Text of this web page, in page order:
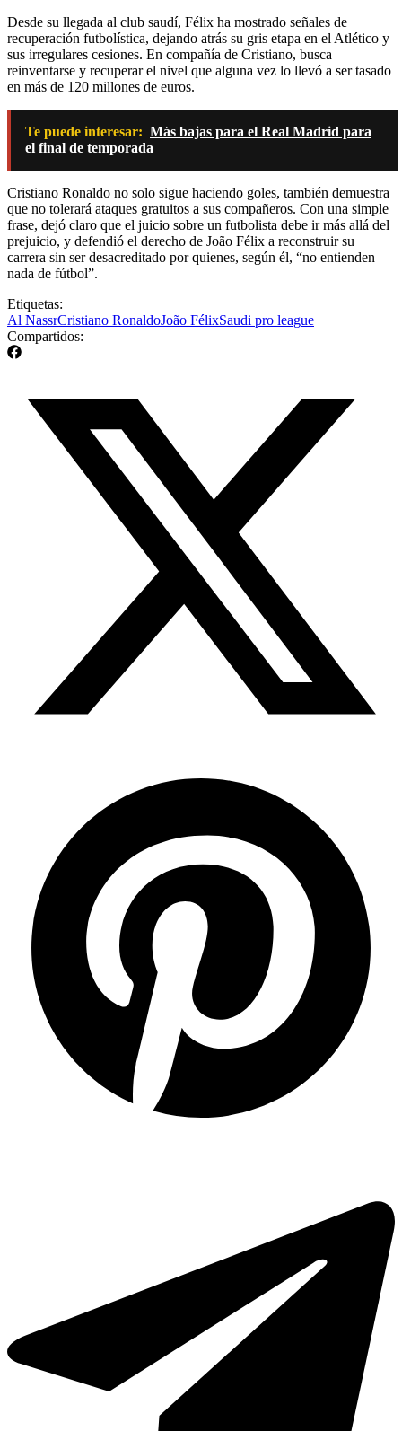
Desde su llegada al club saudí, Félix ha mostrado señales de
recuperación futbolística, dejando atrás su gris etapa en el Atlético y
sus irregulares cesiones. En compañía de Cristiano, busca
reinventarse y recuperar el nivel que alguna vez lo llevó a ser tasado
en más de 120 millones de euros.
Te puede interesar: Más bajas para el Real Madrid para
el final de temporada
Cristiano Ronaldo no solo sigue haciendo goles, también demuestra
que no tolerará ataques gratuitos a sus compañeros. Con una simple
frase, dejó claro que el juicio sobre un futbolista debe ir más allá del
prejuicio, y defendió el derecho de João Félix a reconstruir su
carrera sin ser desacreditado por quienes, según él, “no entienden
nada de fútbol”.
Etiquetas:
Al NassrCristiano RonaldoJoão FélixSaudi pro league
Compartidos: